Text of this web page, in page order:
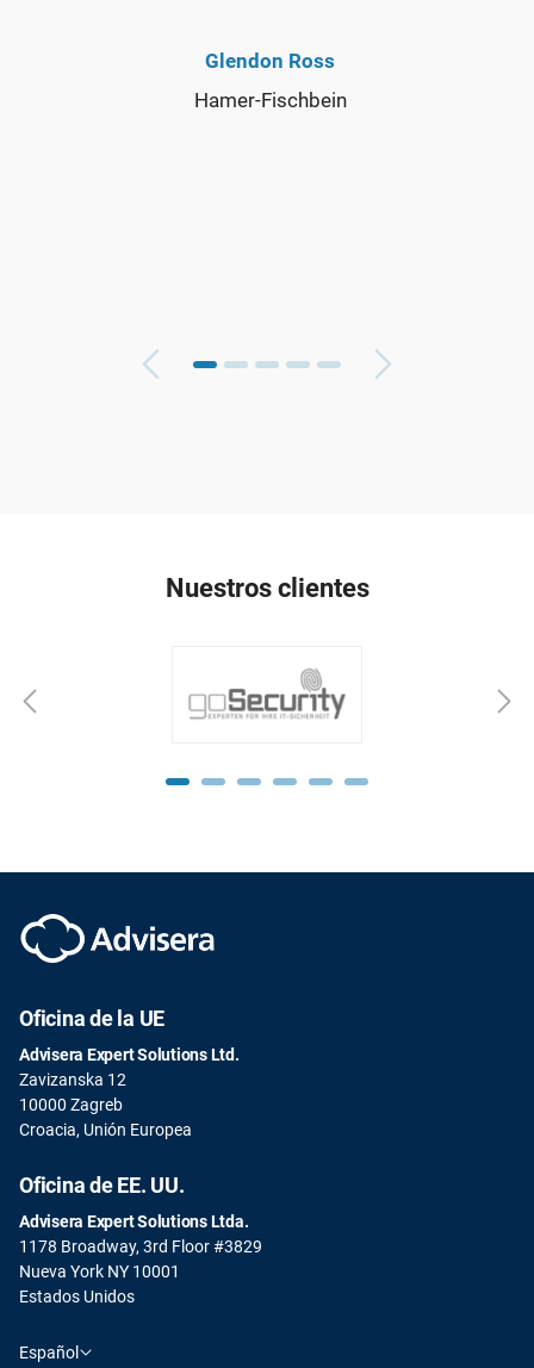
Glendon Ross
Hamer-Fischbein
Nuestros clientes
Oficina de la UE
Advisera Expert Solutions Ltd.
Zavizanska 12
10000 Zagreb
Croacia, Unión Europea
Oficina de EE. UU.
Advisera Expert Solutions Ltda.
1178 Broadway, 3rd Floor #3829
Nueva York NY 10001
Estados Unidos
Español